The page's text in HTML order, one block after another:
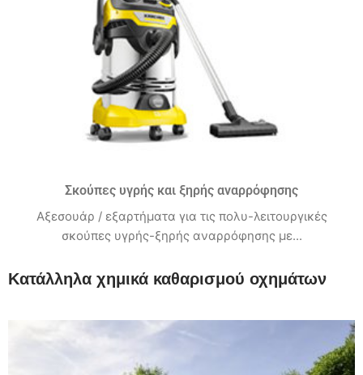
Σκούπες υγρής και ξηρής αναρρόφησης
Αξεσουάρ / εξαρτήματα για τις πολυ-λειτουργικές
σκούπες υγρής-ξηρής αναρρόφησης με...
Κατάλληλα χημικά καθαρισμού οχημάτων